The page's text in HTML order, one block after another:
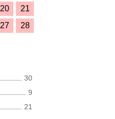
20
21
27
28
30
9
21